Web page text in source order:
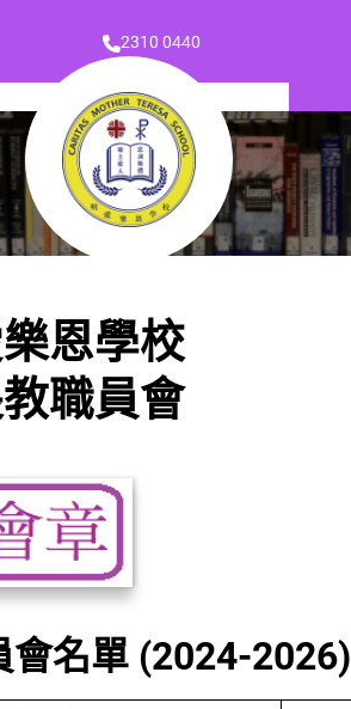
2310 0440
恩學校
職員會
會名單 (2024-2026)